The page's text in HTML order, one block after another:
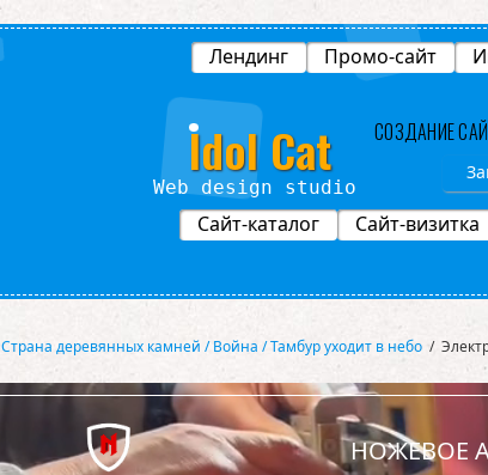
Лендинг Промо-сайт
Idol Cat
Web design studio
СОЗДАНИЕ
Сайт-каталог Сайт-визитка
Страна деревянных камней / Война / Тамбур уходит в небо /
НОЖЕВОЕ